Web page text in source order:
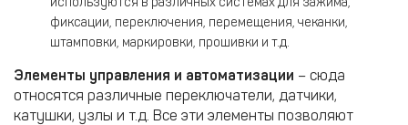
фиксации, переключения, перемещения, чеканки,
штамповки, маркировки, прошивки и т.д.
Элементы управления и автоматизации – сюда
относятся различные переключатели, датчики,
катушки, узлы и т.д. Все эти элементы позволяют